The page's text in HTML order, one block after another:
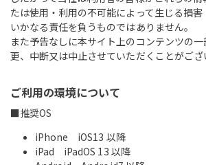
たは使用・利用の不可能によって生じる損害
いかなる責任を負うものではありません。
また予告なしに本サイト上のコンテンツの
更、中断又は中止させていただくことがござ
ご利用の環境について
■推奨OS
iPhone iOS13 以降
iPad iPadOS 13 以降